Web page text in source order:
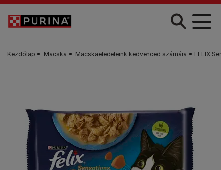
Skip to main content
Kezdőlap Macska Macskaeledeleink kedvenced számára FELIX